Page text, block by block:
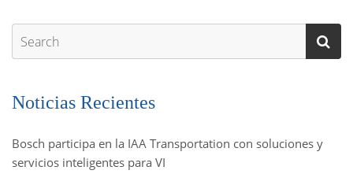
Noticias Recientes
Bosch participa en la IAA Transportation con soluciones y
servicios inteligentes para VI